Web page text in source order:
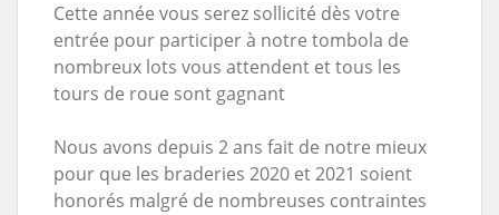
Cette année vous serez sollicité dès votre
entrée pour participer à notre tombola de
nombreux lots vous attendent et tous les
tours de roue sont gagnant
Nous avons depuis 2 ans fait de notre mieux
pour que les braderies 2020 et 2021 soient
honorés malgré de nombreuses contraintes